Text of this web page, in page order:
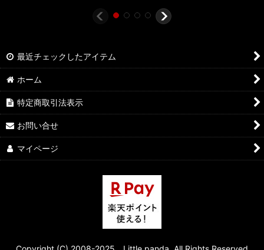
最近チェックしたアイテム
ホーム
特定商取引法表示
お問い合せ
マイページ